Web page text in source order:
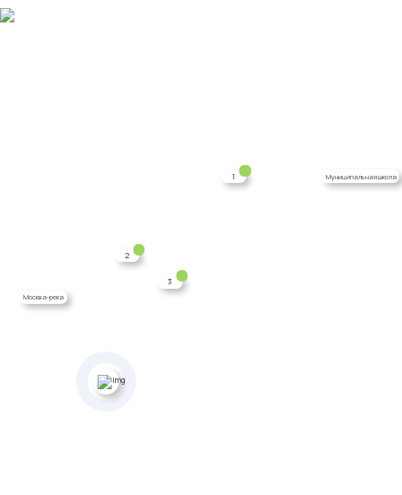
Москва-река
Муниципальная школа
2
1
3